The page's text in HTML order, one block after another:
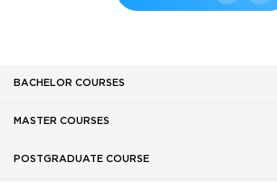
BACHELOR COURSES
MASTER COURSES
POSTGRADUATE COURSE